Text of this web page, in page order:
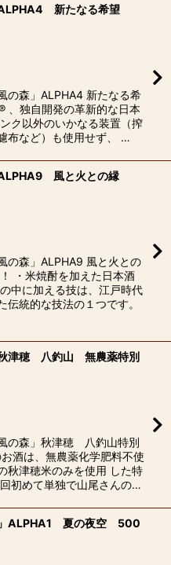
ALPHA4 新たなる希望
森」ALPHA4 新たなる希
独自開発の革新的な日本
ク以外のいかなる装置（搾
布など）も使用せず、 …
風と火との縁
森」ALPHA9 風と火との
・米焼酎を加えた日本酒
中に加える技は、江戸時代
伝統的な技法の１つです。
津穂 八釣山 無農薬特別
の森」秋津穂 八釣山特別
酒は、無農薬化学肥料不使
秋津穂米のみを使用 した特
初めて単独で山尾さんの…
ALPHA1 夏の夜空 500